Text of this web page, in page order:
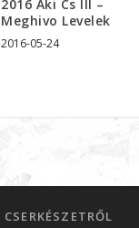
2016 Aki Cs III –
Meghivo Levelek
2016-05-24
CSERKÉSZETRŐL